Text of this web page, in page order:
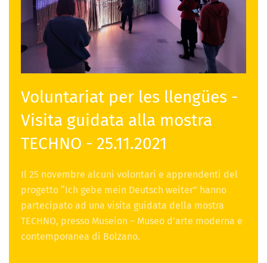
Voluntariat per les llengües -
Visita guidata alla mostra
TECHNO - 25.11.2021
Il 25 novembre alcuni volontari e apprendenti del
progetto “Ich gebe mein Deutsch weiter” hanno
partecipato ad una visita guidata della mostra
TECHNO, presso Museion – Museo d’arte moderna e
contemporanea di Bolzano.